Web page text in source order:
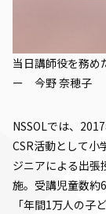
当日講師役を務
ー 今野 奈穂子
NSSOLでは、
CSR活動として小
ジニアによる出張
施。受講児童数約
「年間1万人の